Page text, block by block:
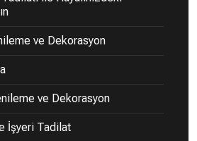
ve Dekorasyon
ve Dekorasyon
İşyeri Tadilat